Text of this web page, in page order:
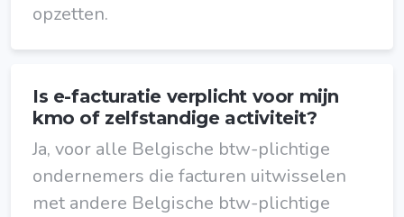
opzetten.
Is e-facturatie verplicht voor mijn
kmo of zelfstandige activiteit?
Ja, voor alle Belgische btw-plichtige
ondernemers die facturen uitwisselen
met andere Belgische btw-plichtige